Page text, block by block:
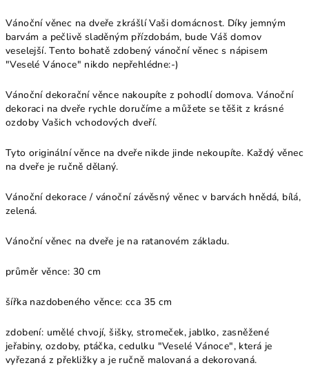
Vánoční věnec na dveře zkrášlí Vaši domácnost. Díky jemným
barvám a pečlivě sladěným přízdobám, bude Váš domov
veselejší. Tento bohatě zdobený vánoční věnec s nápisem
"Veselé Vánoce" nikdo nepřehlédne:-)
Vánoční dekorační věnce nakoupíte z pohodlí domova. Vánoční
dekoraci na dveře rychle doručíme a můžete se těšit z krásné
ozdoby Vašich vchodových dveří.
Tyto originální věnce na dveře nikde jinde nekoupíte. Každý věnec
na dveře je ručně dělaný.
Vánoční dekorace / vánoční závěsný věnec v barvách hnědá, bílá,
zelená.
Vánoční věnec na dveře je na ratanovém základu.
průměr věnce: 30 cm
šířka nazdobeného věnce: cca 35 cm
zdobení: umělé chvojí, šišky, stromeček, jablko, zasněžené
jeřabiny, ozdoby, ptáčka, cedulku "Veselé Vánoce", která je
vyřezaná z překližky a je ručně malovaná a dekorovaná.